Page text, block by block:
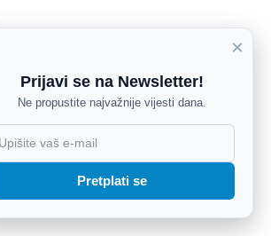
×
Prijavi se na Newsletter!
Ne propustite najvažnije vijesti dana.
Pretplati se